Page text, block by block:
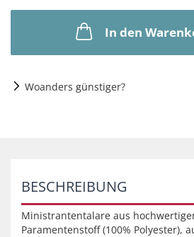
In den
Woanders günstiger?
BESCHREIBUNG
Ministrantentalare aus
Paramentenstoff (100% Polyester),